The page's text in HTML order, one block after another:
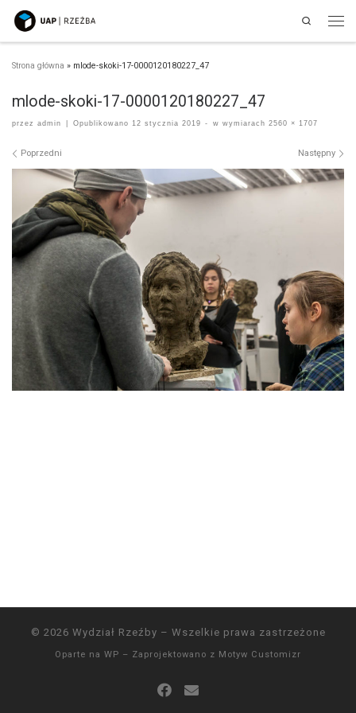
Przejdź do treści
Search
Strona główna » mlode-skoki-17-0000120180227_47
mlode-skoki-17-0000120180227_47
przez admin Opublikowano 12 stycznia 2019 - w wymiarach 2560 × 1707
Nawigacja po obrazach
Poprzedni Następny
© 2026 Wydział Rzeźby – Wszelkie prawa zastrzeżone
Oparte na WP – Zaprojektowano z Motyw Customizr